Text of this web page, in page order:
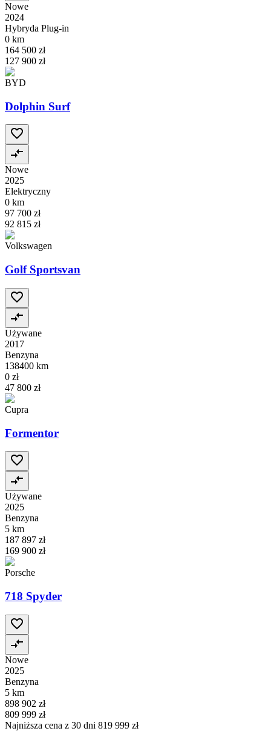
Nowe
2024
Hybryda Plug-in
0 km
164 500 zł
127 900 zł
BYD
Dolphin Surf
Nowe
2025
Elektryczny
0 km
97 700 zł
92 815 zł
Volkswagen
Golf Sportsvan
Używane
2017
Benzyna
138400 km
0 zł
47 800 zł
Cupra
Formentor
Używane
2025
Benzyna
5 km
187 897 zł
169 900 zł
Porsche
718 Spyder
Nowe
2025
Benzyna
5 km
898 902 zł
809 999 zł
Najniższa cena z 30 dni 819 999 zł